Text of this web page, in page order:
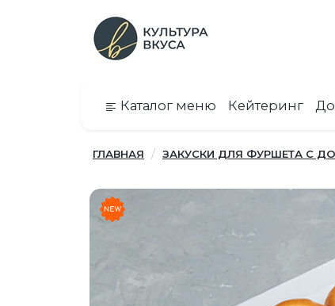
Каталог меню Кейтеринг
ГЛАВНАЯ ЗАКУСКИ ДЛЯ ФУРШЕТА С